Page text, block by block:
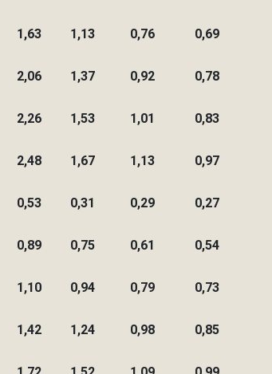
1,63 1,13 0,76 0,69
2,06 1,37 0,92 0,78
2,26 1,53 1,01 0,83
2,48 1,67 1,13 0,97
0,53 0,31 0,29 0,27
0,89 0,75 0,61 0,54
1,10 0,94 0,79 0,73
1,42 1,24 0,98 0,85